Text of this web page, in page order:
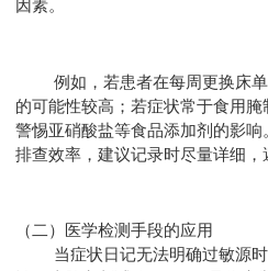
因素。
例如，若患者在每周更换床
的可能性较高；若症状常于食用
警惕亚硝酸盐等食品添加剂的影
排查效率，建议记录时尽量详细，
（二）医学检测手段的应用
当症状日记无法明确过敏源